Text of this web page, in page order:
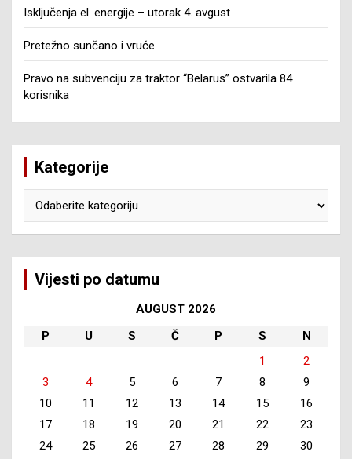
Isključenja el. energije – utorak 4. avgust
Pretežno sunčano i vruće
Pravo na subvenciju za traktor “Belarus” ostvarila 84
korisnika
Kategorije
Vijesti po datumu
AUGUST 2026
P
U S Č P S
N
1
2
3
4 5 6 7 8
9
10
11 12 13 14 15
16
17
18 19 20 21 22
23
24
25 26 27 28 29
30